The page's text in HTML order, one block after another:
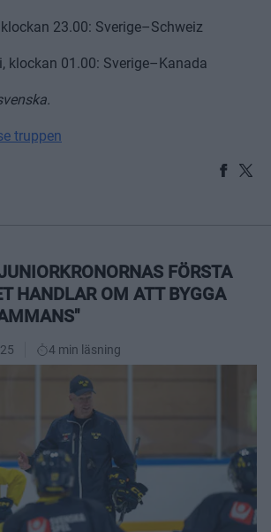
23.00: Sverige–Schweiz
klockan 01.00: Sverige–Kanada
truppen
FÖRSTA
HANDLAR OM ATT BYGGA
4 min läsning